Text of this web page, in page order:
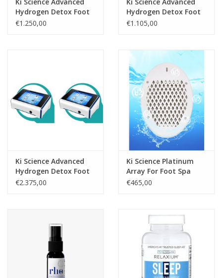
Hydrogen Detox Foot
Spa, included 1x
€1.250,00
Hydrogen Detox Foot
Spa, Included 1x
€1.105,00
Ki Science Advanced
Hydrogen Detox Foot
Spa, Included 1x
€2.375,00
Ki Science Platinum
Array For Foot Spa
€465,00